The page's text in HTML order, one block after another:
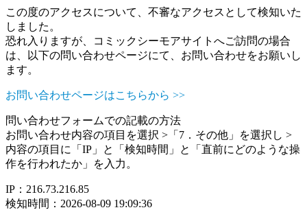
この度のアクセスについて、不審なアクセスとして検知いた
しました。
恐れ入りますが、コミックシーモアサイトへご訪問の場合
は、以下の問い合わせページにて、お問い合わせをお願いし
ます。
お問い合わせページはこちらから >>
問い合わせフォームでの記載の方法
お問い合わせ内容の項目を選択 >「7．その他」を選択し >
内容の項目に「IP」と「検知時間」と「直前にどのような操
作を行われたか」を入力。
IP：216.73.216.85
検知時間：2026-08-09 19:09:36